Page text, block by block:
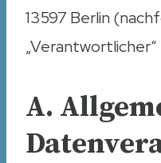
13597 Berlin
„Verantwortlicher“
A.